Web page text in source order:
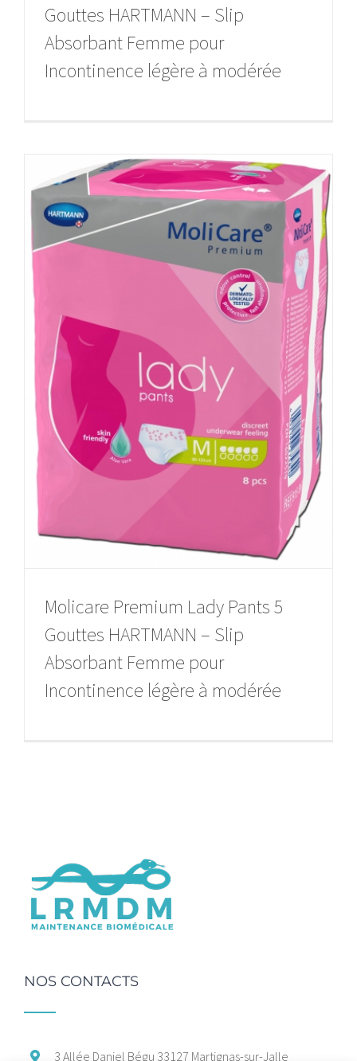
Gouttes HARTMANN – Slip
Absorbant Femme pour
Incontinence légère à modérée
Molicare Premium Lady Pants 5
Gouttes HARTMANN – Slip
Absorbant Femme pour
Incontinence légère à modérée
NOS CONTACTS
3 Allée Daniel Bégu 33127 Martignas-sur-Jalle